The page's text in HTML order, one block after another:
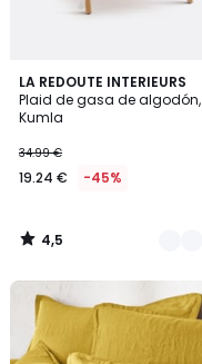
LA REDOUTE INTERIEURS
Plaid de gasa de algodón,
Kumla
34.99 €
19.24 € -45%
4,5
/ 5
3
Colores
4,5
/